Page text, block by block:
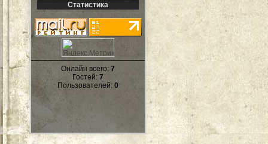
Статистика
Онлайн всего: 7
Гостей: 7
Пользователей: 0